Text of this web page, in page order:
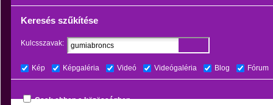
Keresés szűkítése
Kulcsszavak:
Kép Képgaléria Videó Videógaléria Blog Fórum
Csak ebben a közösségben